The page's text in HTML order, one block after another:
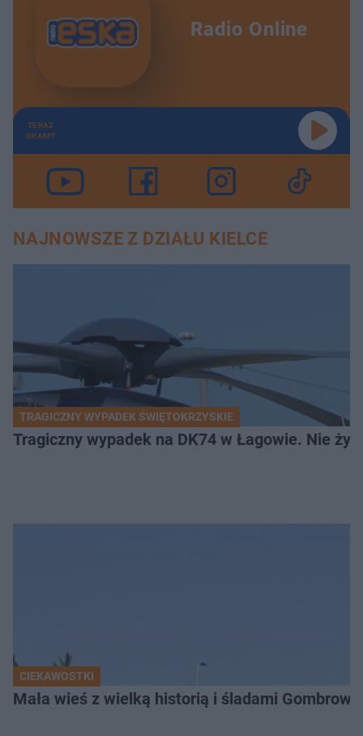
Radio Online
TERAZ
GRAMY
NAJNOWSZE Z DZIAŁU KIELCE
TRAGICZNY WYPADEK ŚWIĘTOKRZYSKIE
Tragiczny wypadek na DK74 w Łagowie. Nie
CIEKAWOSTKI
Mała wieś z wielką historią i śladami